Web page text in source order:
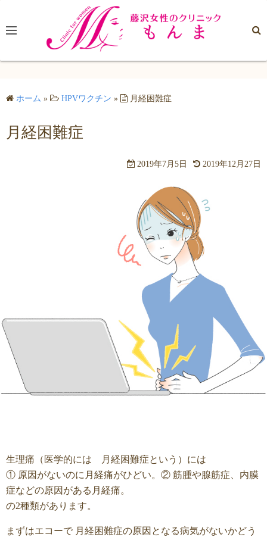
テ
ス
ホーム » HPVワクチン » 月経困難症
月経困難症
2019年7月5日 2019年12月27日
生理痛（医学的には 月経困難症という）には
① 原因がないのに月経痛がひどい。② 筋腫や腺筋症、内膜
症などの原因がある月経痛。
の2種類があります。
まずはエコーで 月経困難症の原因となる病気がないかどう